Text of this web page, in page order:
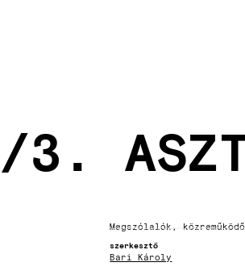
3.
Megszólalók,
szerkesztő
Bari Károly